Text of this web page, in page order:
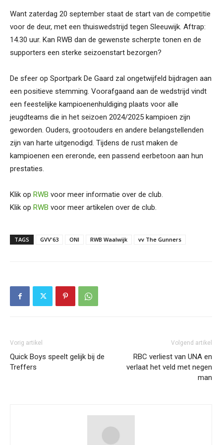
Want zaterdag 20 september staat de start van de competitie
voor de deur, met een thuiswedstrijd tegen Sleeuwijk. Aftrap:
14.30 uur. Kan RWB dan de gewenste scherpte tonen en de
supporters een sterke seizoenstart bezorgen?
De sfeer op Sportpark De Gaard zal ongetwijfeld bijdragen aan
een positieve stemming. Voorafgaand aan de wedstrijd vindt
een feestelijke kampioenenhuldiging plaats voor alle
jeugdteams die in het seizoen 2024/2025 kampioen zijn
geworden. Ouders, grootouders en andere belangstellenden
zijn van harte uitgenodigd. Tijdens de rust maken de
kampioenen een ereronde, een passend eerbetoon aan hun
prestaties.
Klik op RWB voor meer informatie over de club.
Klik op RWB voor meer artikelen over de club.
TAGS GVV'63 ONI RWB Waalwijk vv The Gunners
Vorig artikel
Quick Boys speelt gelijk bij de
Treffers
Volgend artikel
RBC verliest van UNA en
verlaat het veld met negen
man